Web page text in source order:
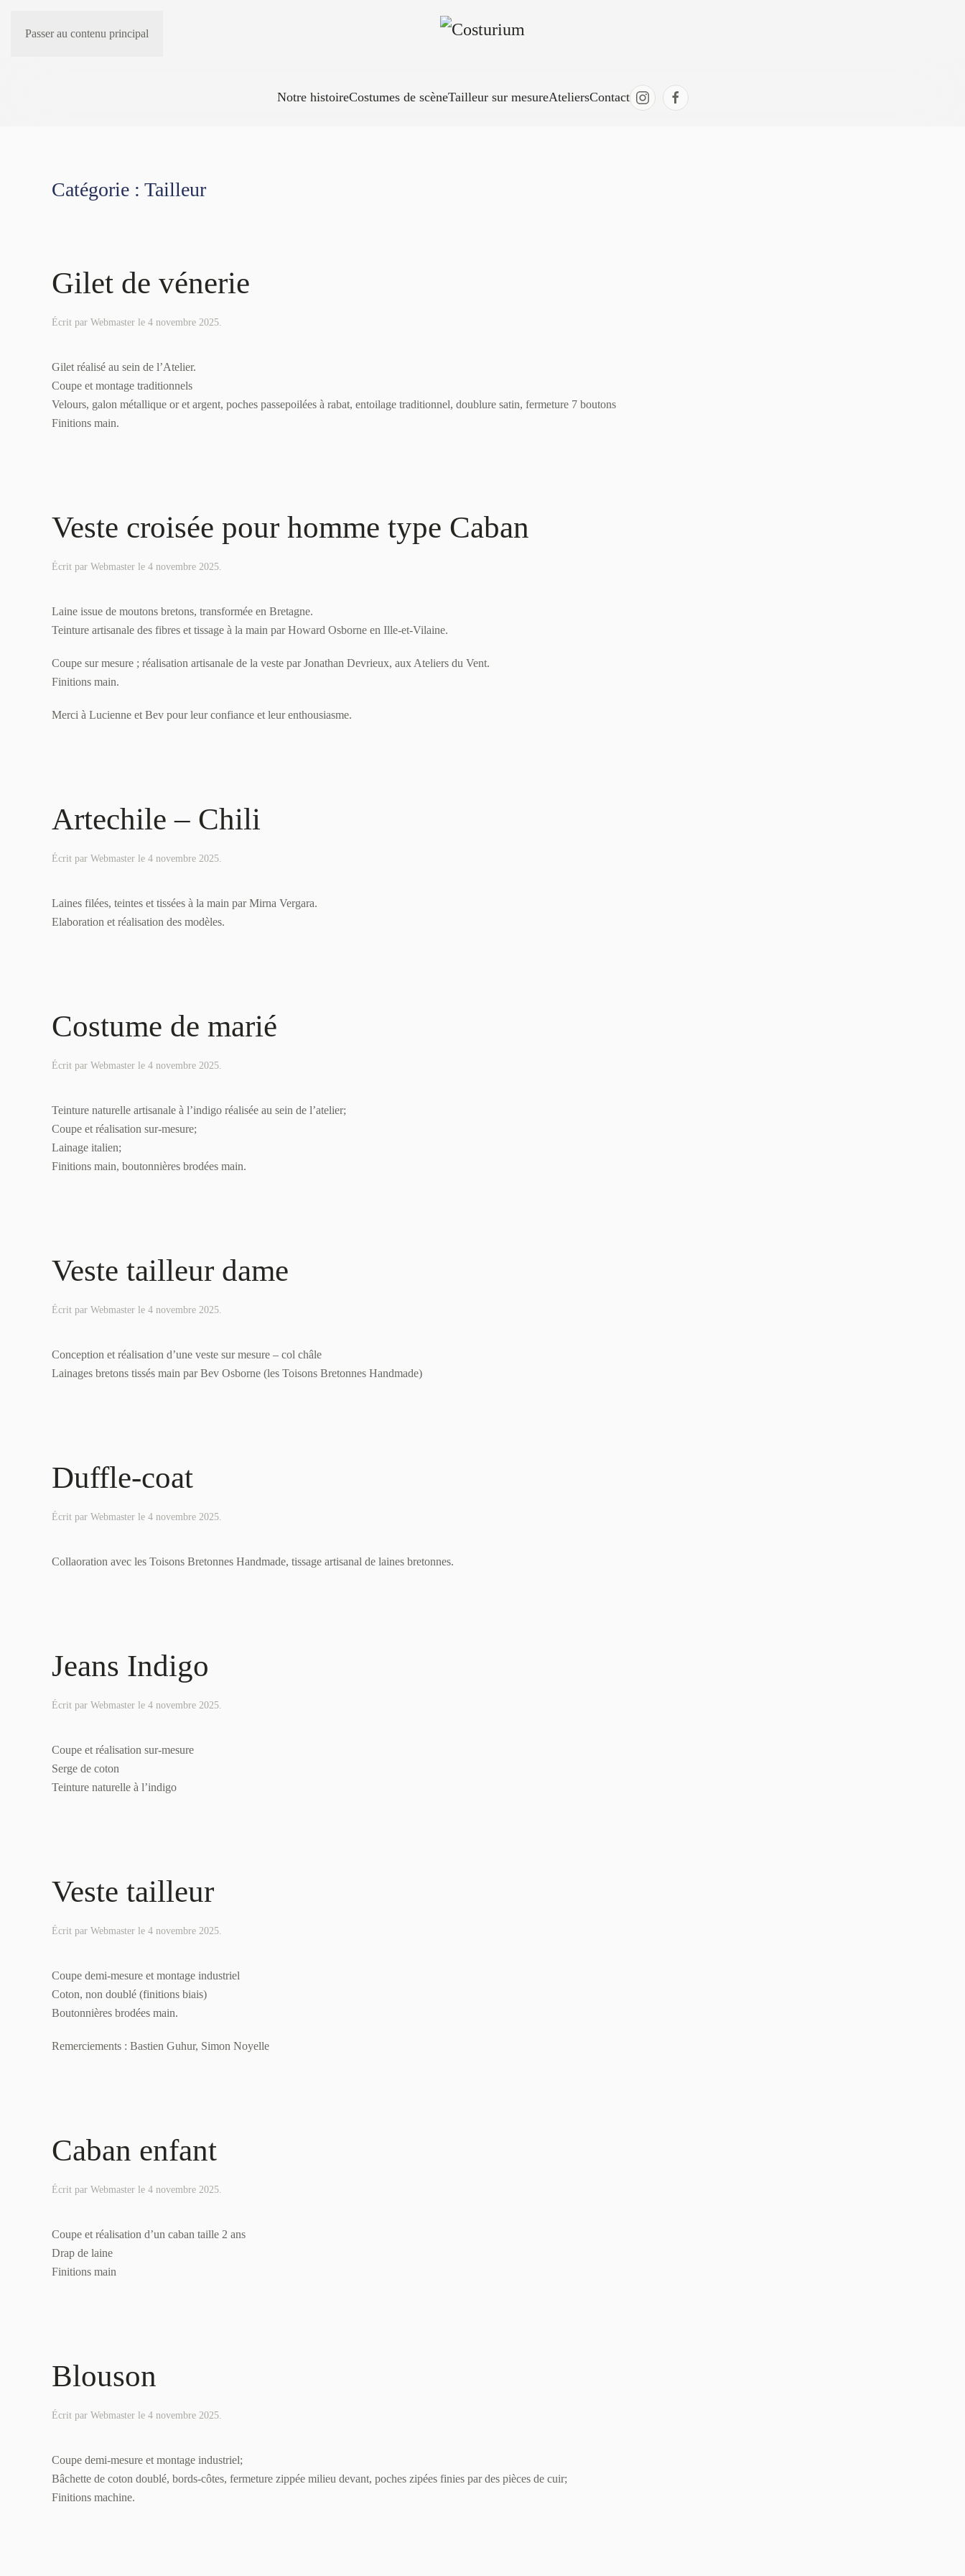
Passer au contenu principal
Notre histoireCostumes de scèneTailleur sur mesureAteliersContact
Catégorie : Tailleur
Gilet de vénerie
Écrit par Webmaster le 4 novembre 2025
Gilet réalisé au sein de l’Atelier.
Coupe et montage traditionnels
Velours, galon métallique or et argent, poches passepoilées à rabat, entoilage traditionnel, doublure satin, fermeture 7 boutons
Finitions main.
Veste croisée pour homme type Caban
Écrit par Webmaster le 4 novembre 2025
Laine issue de moutons bretons, transformée en Bretagne.
Teinture artisanale des fibres et tissage à la main par Howard Osborne en Ille-et-Vilaine.
Coupe sur mesure ; réalisation artisanale de la veste par Jonathan Devrieux, aux Ateliers du Vent.
Finitions main.
Merci à Lucienne et Bev pour leur confiance et leur enthousiasme.
Artechile – Chili
Écrit par Webmaster le 4 novembre 2025
Laines filées, teintes et tissées à la main par Mirna Vergara.
Elaboration et réalisation des modèles.
Costume de marié
Écrit par Webmaster le 4 novembre 2025
Teinture naturelle artisanale à l’indigo réalisée au sein de l’atelier;
Coupe et réalisation sur-mesure;
Lainage italien;
Finitions main, boutonnières brodées main.
Veste tailleur dame
Écrit par Webmaster le 4 novembre 2025
Conception et réalisation d’une veste sur mesure – col châle
Lainages bretons tissés main par Bev Osborne (les Toisons Bretonnes Handmade)
Duffle-coat
Écrit par Webmaster le 4 novembre 2025
Collaoration avec les Toisons Bretonnes Handmade, tissage artisanal de laines bretonnes.
Jeans Indigo
Écrit par Webmaster le 4 novembre 2025
Coupe et réalisation sur-mesure
Serge de coton
Teinture naturelle à l’indigo
Veste tailleur
Écrit par Webmaster le 4 novembre 2025
Coupe demi-mesure et montage industriel
Coton, non doublé (finitions biais)
Boutonnières brodées main.
Remerciements : Bastien Guhur, Simon Noyelle
Caban enfant
Écrit par Webmaster le 4 novembre 2025
Coupe et réalisation d’un caban taille 2 ans
Drap de laine
Finitions main
Blouson
Écrit par Webmaster le 4 novembre 2025
Coupe demi-mesure et montage industriel;
Bâchette de coton doublé, bords-côtes, fermeture zippée milieu devant, poches zipées finies par des pièces de cuir;
Finitions machine.